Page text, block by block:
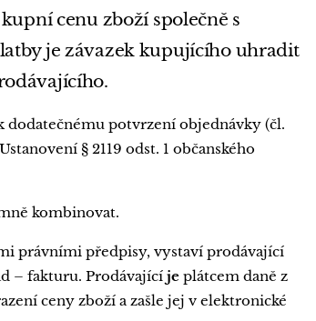
cenu zboží společně s
je závazek kupujícího uhradit
dodatečnému potvrzení objednávky (čl.
§ 2119 odst. 1 občanského
kombinovat.
právními předpisy, vystaví prodávající
– fakturu. Prodávající jeplátcem daně z
ceny zboží a zašle jej v elektronické